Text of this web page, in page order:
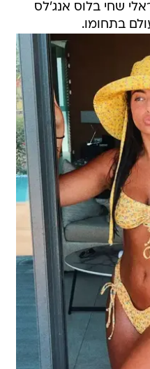
שחי בלוס אנג'לס
בתחומו.